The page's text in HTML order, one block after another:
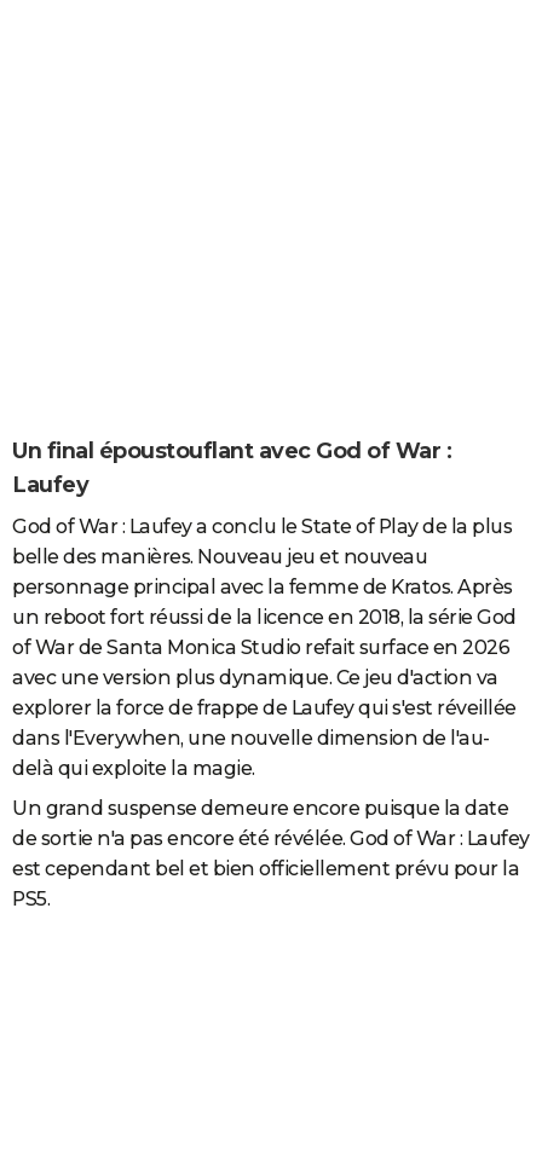
Un final époustouflant avec God of War :
Laufey
God of War : Laufey a conclu le State of Play de la plus
belle des manières. Nouveau jeu et nouveau
personnage principal avec la femme de Kratos. Après
un reboot fort réussi de la licence en 2018, la série God
of War de Santa Monica Studio refait surface en 2026
avec une version plus dynamique. Ce jeu d'action va
explorer la force de frappe de Laufey qui s'est réveillée
dans l'Everywhen, une nouvelle dimension de l'au-
delà qui exploite la magie.
Un grand suspense demeure encore puisque la date
de sortie n'a pas encore été révélée. God of War : Laufey
est cependant bel et bien officiellement prévu pour la
PS5.